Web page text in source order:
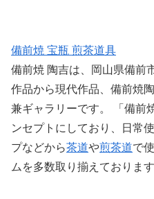
備前焼 宝瓶 煎茶道具
備前焼 陶吉は、岡山県備前
作品から現代作品、備前焼
兼ギャラリーです。 「備前
ンセプトにしており、日常
プなどから茶道や煎茶道で
ムを多数取り揃えております